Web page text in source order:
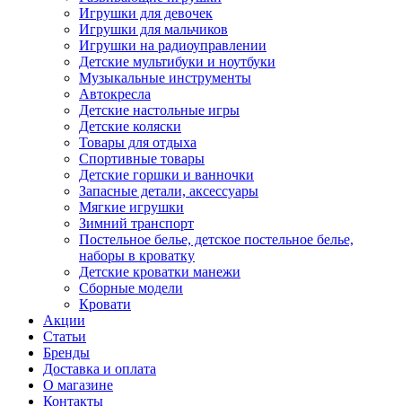
Игрушки для девочек
Игрушки для мальчиков
Игрушки на радиоуправлении
Детские мультибуки и ноутбуки
Музыкальные инструменты
Автокресла
Детские настольные игры
Детские коляски
Товары для отдыха
Спортивные товары
Детские горшки и ванночки
Запасные детали, аксессуары
Мягкие игрушки
Зимний транспорт
Постельное белье, детское постельное белье,
наборы в кроватку
Детские кроватки манежи
Сборные модели
Кровати
Акции
Статьи
Бренды
Доставка и оплата
О магазине
Контакты